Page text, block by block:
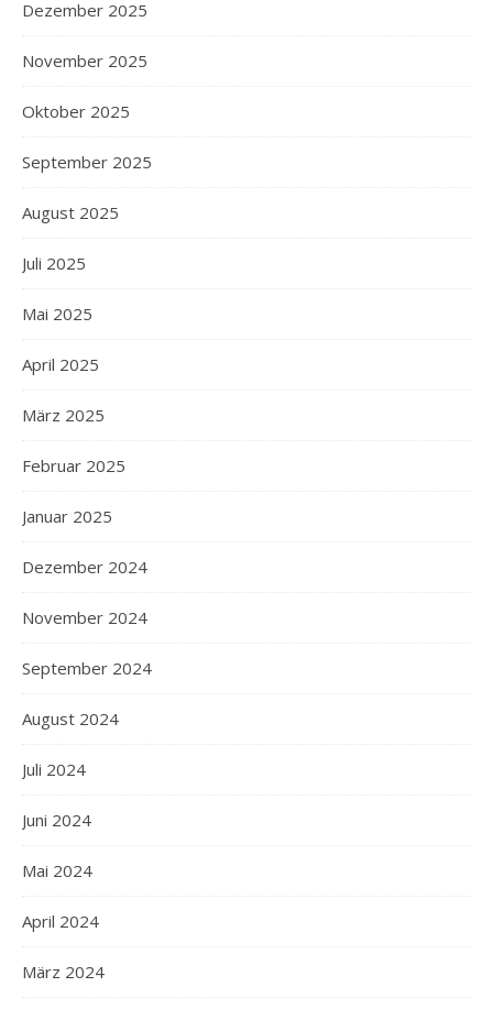
Dezember 2025
November 2025
Oktober 2025
September 2025
August 2025
Juli 2025
Mai 2025
April 2025
März 2025
Februar 2025
Januar 2025
Dezember 2024
November 2024
September 2024
August 2024
Juli 2024
Juni 2024
Mai 2024
April 2024
März 2024